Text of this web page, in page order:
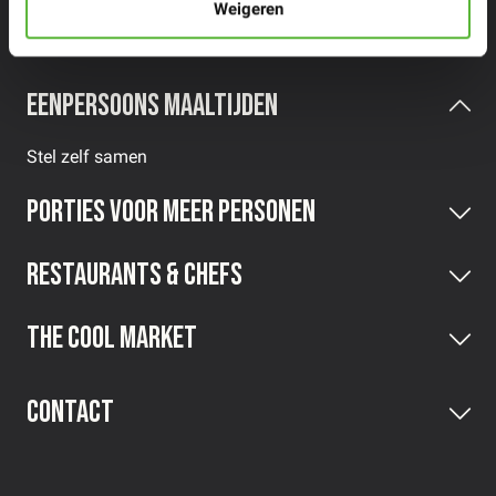
Weigeren
Eenpersoons maaltijden
Stel zelf samen
Porties voor meer personen
Restaurants & Chefs
The Cool Market
Contact